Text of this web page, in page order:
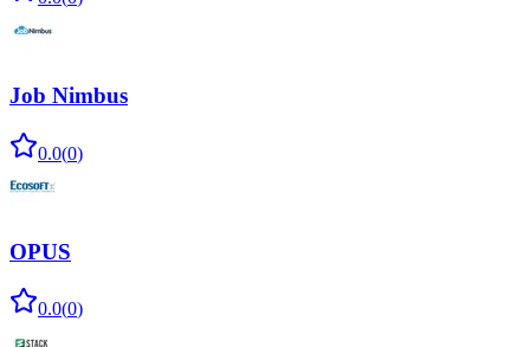
Job Nimbus
0.0(0)
OPUS
0.0(0)